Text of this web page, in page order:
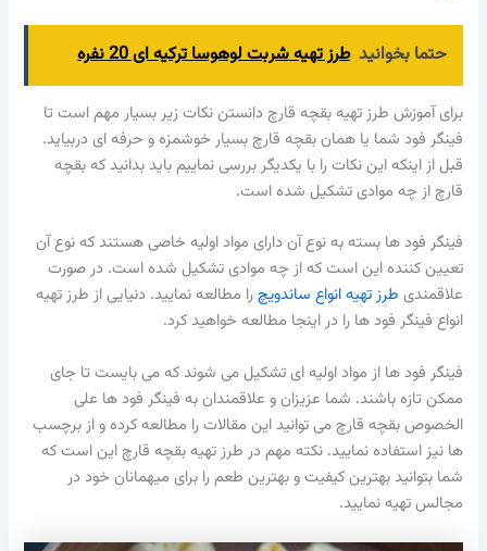
حتما بخوانید طرز تهیه شربت لوهوسا ترکیه ای 20 نفره
برای آموزش طرز تهیه بقچه قارچ دانستن نکات زیر بسیار مهم است تا
فینگر فود شما یا همان بقچه قارچ بسیار خوشمزه و حرفه ای دربیاید.
قبل از اینکه این نکات را با یکدیگر بررسی نماییم باید بدانید که بقچه
قارچ از چه موادی تشکیل شده است.
فینگر فود ها بسته به نوع آن دارای مواد اولیه خاصی هستند که نوع آن
تعیین کننده این است که از چه موادی تشکیل شده است. در صورت
علاقمندی طرز تهیه انواع ساندویچرا مطالعه نمایید. دنیایی از طرز تهیه
انواع فینگر فود ها را در اینجا مطالعه خواهید کرد.
فینگر فود ها از مواد اولیه ای تشکیل می شوند که می بایست تا جای
ممکن تازه باشند. شما عزیزان و علاقمندان به فینگر فود ها علی
الخصوص بقچه قارچ می توانید این مقالات را مطالعه کرده و از برچسب
ها نیز استفاده نمایید. نکته مهم در طرز تهیه بقچه قارچ این است که
شما بتوانید بهترین کیفیت و بهترین طعم را برای میهمانان خود در
مجالس تهیه نمایید.